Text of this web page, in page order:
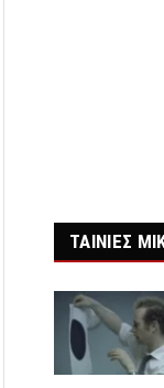
ΤΑΙΝΙΕΣ